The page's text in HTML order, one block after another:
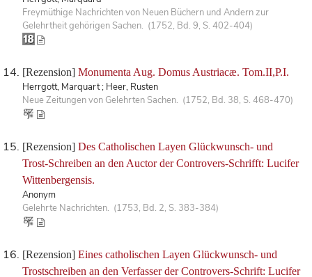
Freymüthige Nachrichten von Neuen Büchern und Andern zur
Gelehrtheit gehörigen Sachen. (1752, Bd. 9, S. 402-404)
[Rezension] Monumenta Aug. Domus Austriacæ. Tom.II,P.I.
Herrgott, Marquart ; Heer, Rusten
Neue Zeitungen von Gelehrten Sachen. (1752, Bd. 38, S. 468-470)
[Rezension] Des Catholischen Layen Glückwunsch- und
Trost-Schreiben an den Auctor der Controvers-Schrifft: Lucifer
Wittenbergensis.
Anonym
Gelehrte Nachrichten. (1753, Bd. 2, S. 383-384)
[Rezension] Eines catholischen Layen Glückwunsch- und
Trostschreiben an den Verfasser der Controvers-Schrift: Lucifer